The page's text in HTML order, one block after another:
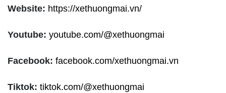
Website: https://xethuongmai.vn/
Youtube: youtube.com/@xethuongmai
Facebook: facebook.com/xethuongmai.vn
Tiktok: tiktok.com/@xethuongmai